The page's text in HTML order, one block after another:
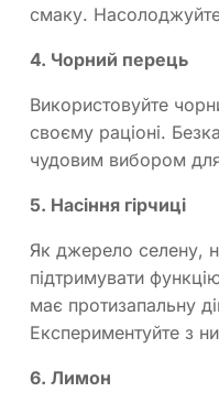
смаку.
4. Чорний перець
Використовуйте
своєму раціоні.
чудовим вибором
5. Насіння гірчиці
Як джерело селену,
підтримувати
має протизапальну
Експериментуйте з
6. Лимон